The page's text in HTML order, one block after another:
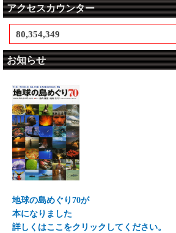
アクセスカウンター
80,354,349
お知らせ
地球の島めぐり70が
本になりました
詳しくはここをクリックしてください。